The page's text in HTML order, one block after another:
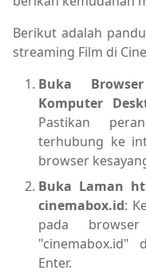
Berikut adalah
streaming Film di
Buka
Komputer
Pastikan
terhubung ke
browser
Buka Laman
cinemabox.id:
pada
Enter.